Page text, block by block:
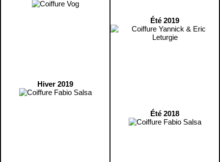
Hiver 2019
Été 2019
Été 2018